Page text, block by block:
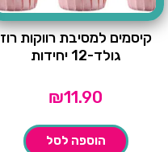
קיסמים למסיבת רווקות רוז
גולד-12 יחידות
₪11.90
הוספה לסל